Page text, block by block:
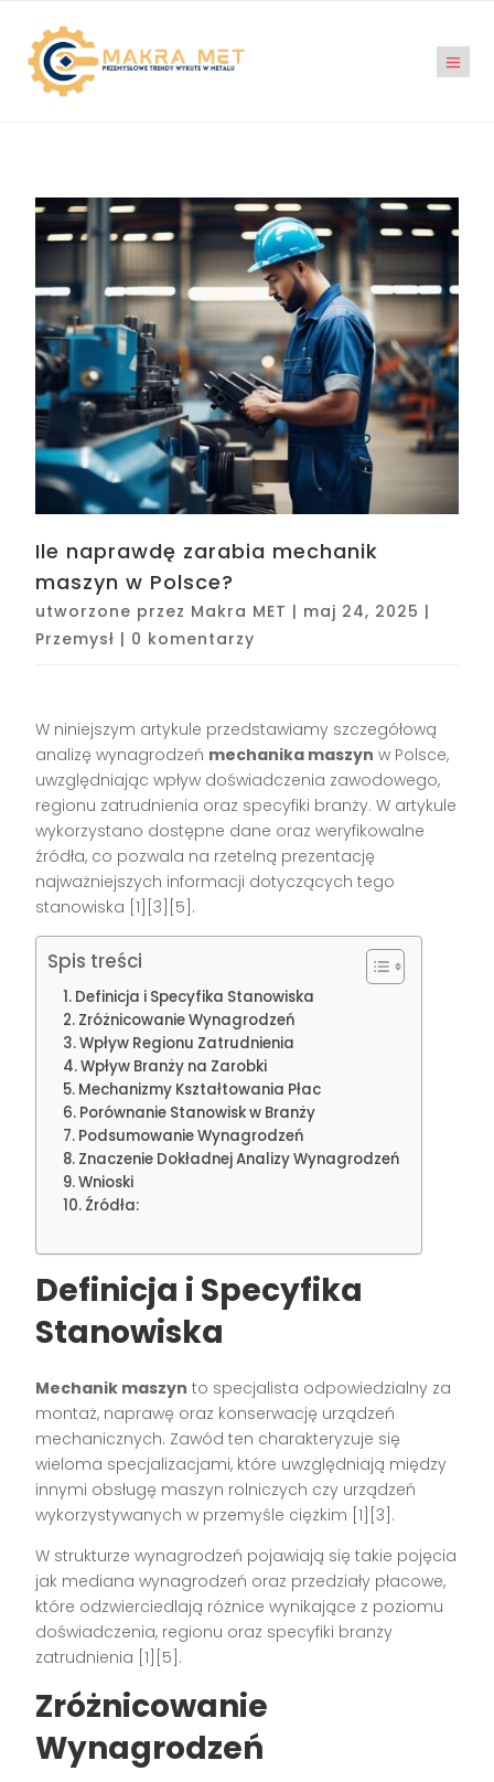
Ile naprawdę zarabia mechanik
maszyn w Polsce?
utworzone przez Makra MET | maj 24, 2025 |
Przemysł | 0 komentarzy
W niniejszym artykule przedstawiamy szczegółową
analizę wynagrodzeń mechanika maszyn w Polsce,
uwzględniając wpływ doświadczenia zawodowego,
regionu zatrudnienia oraz specyfiki branży. W artykule
wykorzystano dostępne dane oraz weryfikowalne
źródła, co pozwala na rzetelną prezentację
najważniejszych informacji dotyczących tego
stanowiska [1][3][5].
Spis treści
Definicja i Specyfika Stanowiska
Zróżnicowanie Wynagrodzeń
Wpływ Regionu Zatrudnienia
Wpływ Branży na Zarobki
Mechanizmy Kształtowania Płac
Porównanie Stanowisk w Branży
Podsumowanie Wynagrodzeń
Znaczenie Dokładnej Analizy Wynagrodzeń
Wnioski
Źródła:
Definicja i Specyfika
Stanowiska
Mechanik maszyn to specjalista odpowiedzialny za
montaż, naprawę oraz konserwację urządzeń
mechanicznych. Zawód ten charakteryzuje się
wieloma specjalizacjami, które uwzględniają między
innymi obsługę maszyn rolniczych czy urządzeń
wykorzystywanych w przemyśle ciężkim [1][3].
W strukturze wynagrodzeń pojawiają się takie pojęcia
jak mediana wynagrodzeń oraz przedziały płacowe,
które odzwierciedlają różnice wynikające z poziomu
doświadczenia, regionu oraz specyfiki branży
zatrudnienia [1][5].
Zróżnicowanie
Wynagrodzeń